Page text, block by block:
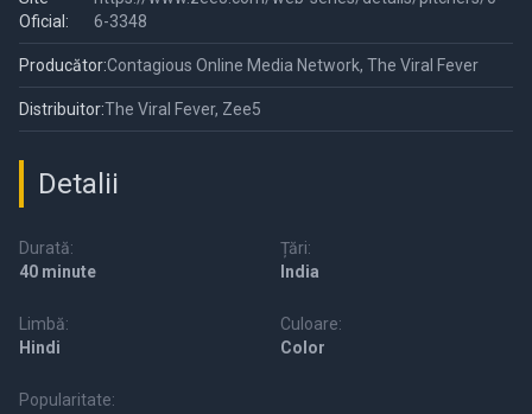
Oficial:
6-3348
Producător:Contagious Online Media Network, The Viral Fever
Distribuitor:The Viral Fever, Zee5
Detalii
Durată:
40 minute
Țări:
India
Limbă:
Hindi
Culoare:
Color
Popularitate: